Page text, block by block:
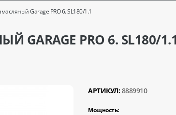
Garage PRO 6. SL180/1.1
PRO 6. SL180/1.1
АРТИКУЛ: 8889910
Мощность: